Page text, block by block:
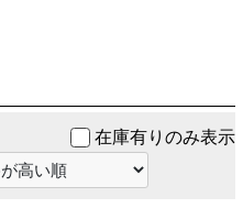
在庫有りのみ表示